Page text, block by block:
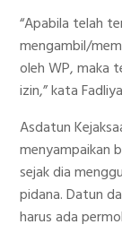
“Apabila telah
mengambil/
oleh WP, maka
izin,” kata
Asdatun
menyampaikan
sejak dia
pidana. Datun
harus ada